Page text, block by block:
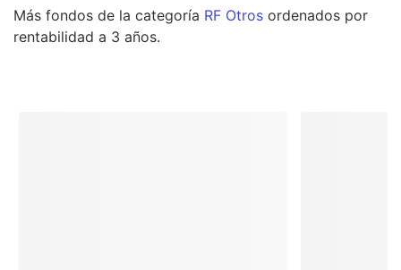
Más fondos de la categoría RF Otros ordenados por
rentabilidad a 3 años.